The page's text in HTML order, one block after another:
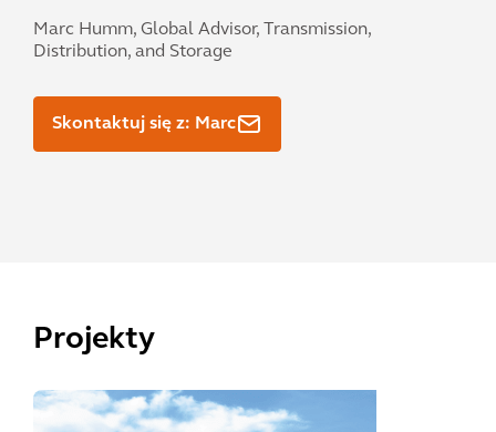
Marc Humm, Global Advisor, Transmission,
Distribution, and Storage
Skontaktuj się z: Marc
Projekty